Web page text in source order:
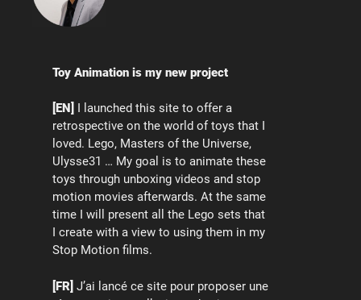
Toy Animation is my new project
[EN]
I launched this site to offer a
retrospective on the world of toys that I
loved. Lego, Masters of the Universe,
Ulysse31 … My goal is to animate these
toys through unboxing videos and stop
motion movies afterwards. At the same
time I will present all the Lego sets that
I create with a view to using them in my
Stop Motion films.
[FR] J’ai lancé ce site pour proposer une